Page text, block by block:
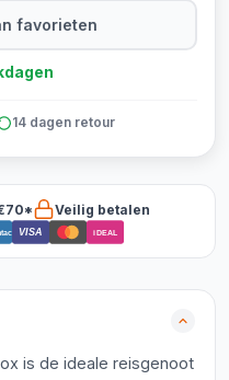
favorieten
14 dagen retour
Veilig betalen
VISA iDEAL
is de ideale reisgenoot